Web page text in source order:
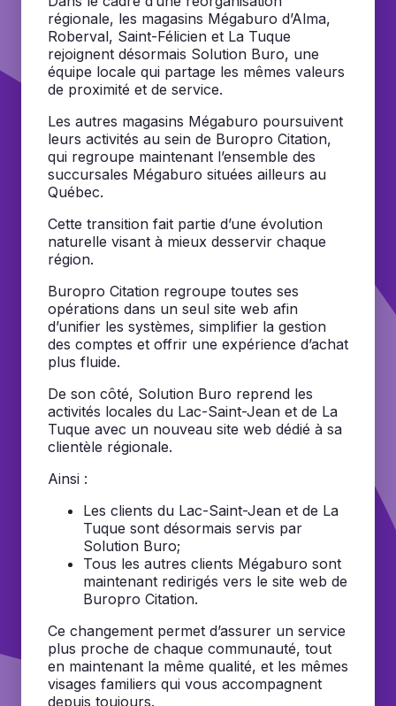
régionale, les magasins Mégaburo d’Alma,
Roberval, Saint-Félicien et La Tuque
rejoignent désormais Solution Buro, une
équipe locale qui partage les mêmes valeurs
de proximité et de service.
Les autres magasins Mégaburo poursuivent
leurs activités au sein de Buropro Citation,
qui regroupe maintenant l’ensemble des
succursales Mégaburo situées ailleurs au
Québec.
Cette transition fait partie d’une évolution
naturelle visant à mieux desservir chaque
région.
Buropro Citation regroupe toutes ses
opérations dans un seul site web afin
d’unifier les systèmes, simplifier la gestion
des comptes et offrir une expérience d’achat
plus fluide.
De son côté, Solution Buro reprend les
activités locales du Lac-Saint-Jean et de La
Tuque avec un nouveau site web dédié à sa
clientèle régionale.
Ainsi :
Les clients du Lac-Saint-Jean et de La
Tuque sont désormais servis par
Solution Buro;
Tous les autres clients Mégaburo sont
maintenant redirigés vers le site web de
Buropro Citation.
Ce changement permet d’assurer un service
plus proche de chaque communauté, tout
en maintenant la même qualité, et les mêmes
visages familiers qui vous accompagnent
depuis toujours.